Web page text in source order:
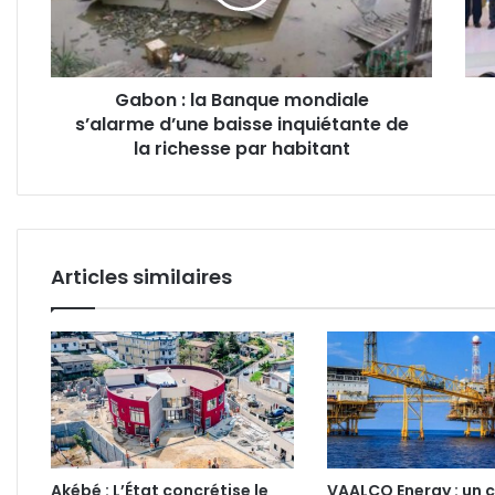
s’alarme
d’une
baisse
inquiétante
habitant
Gabon : la Banque mondiale
s’alarme d’une baisse inquiétante de
la richesse par habitant
de
Articles similaires
Akébé : L’État concrétise le VAALCO Energy : un